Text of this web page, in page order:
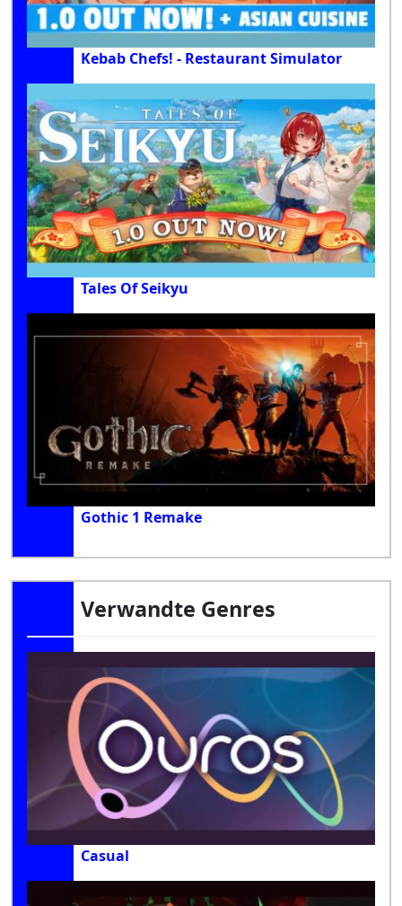
Kebab Chefs! - Restaurant Simulator
Tales Of Seikyu
Gothic 1 Remake
Verwandte Genres
Casual